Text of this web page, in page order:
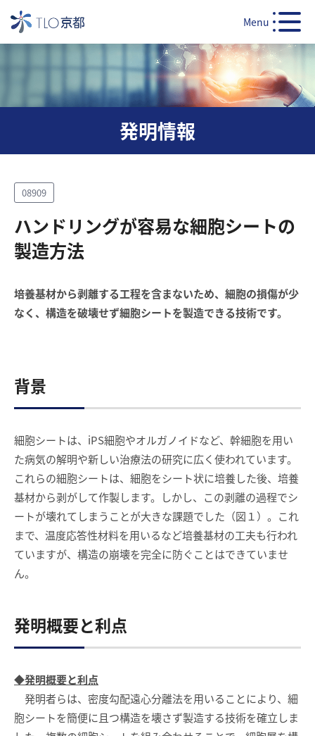
Menu
発明情報
08909
ハンドリングが容易な細胞シートの
製造方法
培養基材から剥離する工程を含まないため、細胞の損傷が少
なく、構造を破壊せず細胞シートを製造できる技術です。
背景
細胞シートは、iPS細胞やオルガノイドなど、幹細胞を用い
た病気の解明や新しい治療法の研究に広く使われています。
これらの細胞シートは、細胞をシート状に培養した後、培養
基材から剥がして作製します。しかし、この剥離の過程でシ
ートが壊れてしまうことが大きな課題でした（図１）。これ
まで、温度応答性材料を用いるなど培養基材の工夫も行われ
ていますが、構造の崩壊を完全に防ぐことはできていませ
ん。
発明概要と利点
◆発明概要と利点
発明者らは、密度勾配遠心分離法を用いることにより、細
胞シートを簡便に且つ構造を壊さず製造する技術を確立しま